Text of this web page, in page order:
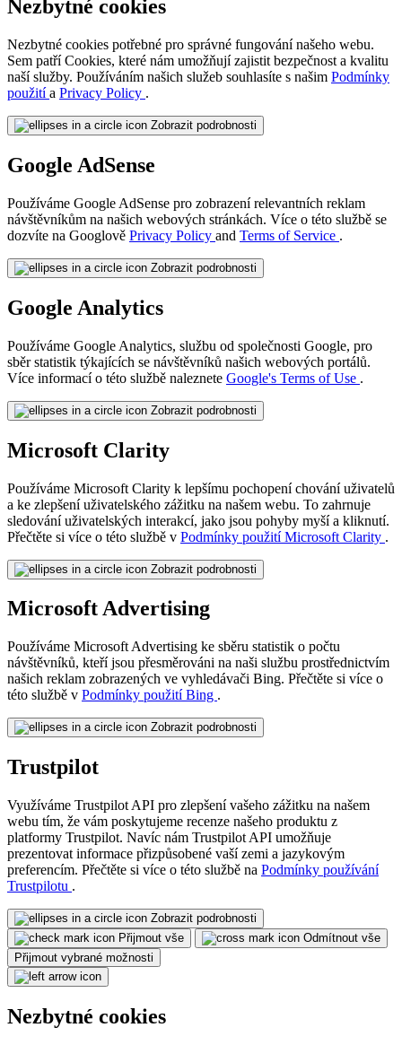
Nezbytné cookies
Nezbytné cookies potřebné pro správné fungování našeho webu.
Sem patří Cookies, které nám umožňují zajistit bezpečnost a kvalitu
naší služby. Používáním našich služeb souhlasíte s našim Podmínky
použitía Privacy Policy .
Zobrazit podrobnosti
Google AdSense
Používáme Google AdSense pro zobrazení relevantních reklam
návštěvníkům na našich webových stránkách. Více o této službě se
dozvíte na Googlově Privacy Policy and Terms of Service .
Zobrazit podrobnosti
Google Analytics
Používáme Google Analytics, službu od společnosti Google, pro
sběr statistik týkajících se návštěvníků našich webových portálů.
Více informací o této službě naleznete Google's Terms of Use .
Zobrazit podrobnosti
Microsoft Clarity
Používáme Microsoft Clarity k lepšímu pochopení chování uživatelů
a ke zlepšení uživatelského zážitku na našem webu. To zahrnuje
sledování uživatelských interakcí, jako jsou pohyby myší a kliknutí.
Přečtěte si více o této službě v Podmínky použití Microsoft Clarity .
Zobrazit podrobnosti
Microsoft Advertising
Používáme Microsoft Advertising ke sběru statistik o počtu
návštěvníků, kteří jsou přesměrováni na naši službu prostřednictvím
našich reklam zobrazených ve vyhledávači Bing. Přečtěte si více o
této službě v Podmínky použití Bing .
Zobrazit podrobnosti
Trustpilot
Využíváme Trustpilot API pro zlepšení vašeho zážitku na našem
webu tím, že vám poskytujeme recenze našeho produktu z
platformy Trustpilot. Navíc nám Trustpilot API umožňuje
prezentovat informace přizpůsobené vaší zemi a jazykovým
preferencím. Přečtěte si více o této službě na Podmínky používání
Trustpilotu .
Zobrazit podrobnosti
Přijmout vše
Odmítnout vše
Přijmout vybrané možnosti
Nezbytné cookies